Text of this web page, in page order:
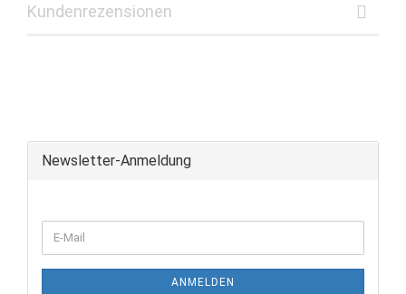
Kundenrezensionen
Newsletter-Anmeldung
ANMELDEN